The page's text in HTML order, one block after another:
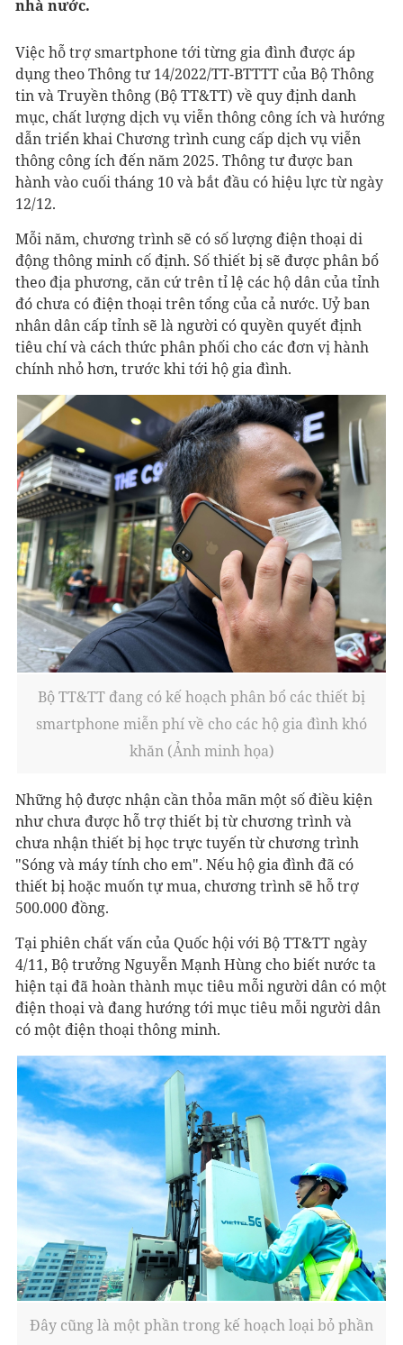
nhà nước.
Việc hỗ trợ smartphone tới từng gia đình được áp
dụng theo Thông tư 14/2022/TT-BTTTT của Bộ Thông
tin và Truyền thông (Bộ TT&TT) về quy định danh
mục, chất lượng dịch vụ viễn thông công ích và hướng
dẫn triển khai Chương trình cung cấp dịch vụ viễn
thông công ích đến năm 2025. Thông tư được ban
hành vào cuối tháng 10 và bắt đầu có hiệu lực từ ngày
12/12.
Mỗi năm, chương trình sẽ có số lượng điện thoại di
động thông minh cố định. Số thiết bị sẽ được phân bổ
theo địa phương, căn cứ trên tỉ lệ các hộ dân của tỉnh
đó chưa có điện thoại trên tổng của cả nước. Uỷ ban
nhân dân cấp tỉnh sẽ là người có quyền quyết định
tiêu chí và cách thức phân phối cho các đơn vị hành
chính nhỏ hơn, trước khi tới hộ gia đình.
Bộ TT&TT đang có kế hoạch phân bổ các thiết bị
smartphone miễn phí về cho các hộ gia đình khó
khăn (Ảnh minh họa)
Những hộ được nhận cần thỏa mãn một số điều kiện
như chưa được hỗ trợ thiết bị từ chương trình và
chưa nhận thiết bị học trực tuyến từ chương trình
"Sóng và máy tính cho em". Nếu hộ gia đình đã có
thiết bị hoặc muốn tự mua, chương trình sẽ hỗ trợ
500.000 đồng.
Tại phiên chất vấn của Quốc hội với Bộ TT&TT ngày
4/11, Bộ trưởng Nguyễn Mạnh Hùng cho biết nước ta
hiện tại đã hoàn thành mục tiêu mỗi người dân có một
điện thoại và đang hướng tới mục tiêu mỗi người dân
có một điện thoại thông minh.
Đây cũng là một phần trong kế hoạch loại bỏ phần